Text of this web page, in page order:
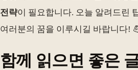
전략이 필요합니다. 오늘 알려드린
여러분의 꿈을 이루시길 바랍니다!
함께 읽으면 좋은